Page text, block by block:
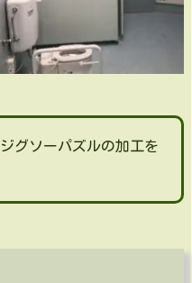
グソーパズルの加工を